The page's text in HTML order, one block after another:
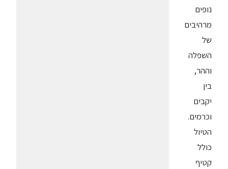
נופים
מרהיבים
של
השפלה
וההר,
בין
יקבים
וכרמים.
הטיול
כולל
קטיף